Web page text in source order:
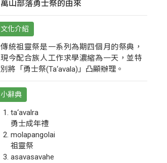
萬山部落勇士祭的由來
文化介紹
傳統祖靈祭是一系列為期四個月的祭典，
現今配合族人工作求學濃縮為一天，並特
別將「勇士祭(Ta‘avala)」凸顯辦理。
小辭典
ta‘avalra
勇士成年禮
molapangolai
祖靈祭
asavasavahe